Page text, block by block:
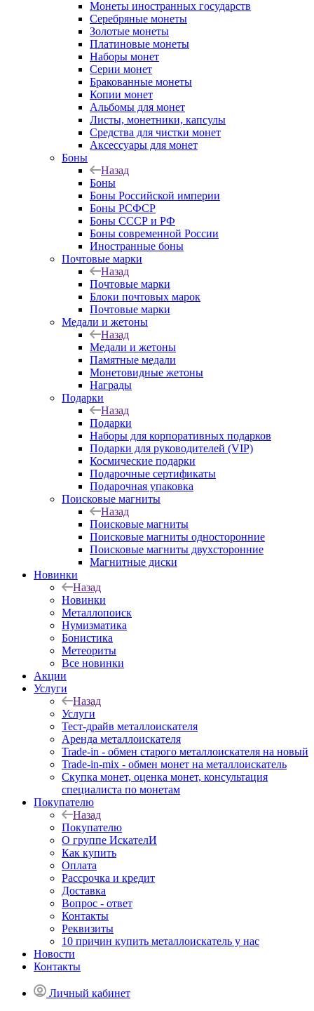
Монеты иностранных государств
Серебряные монеты
Золотые монеты
Платиновые монеты
Наборы монет
Серии монет
Бракованные монеты
Копии монет
Альбомы для монет
Листы, монетники, капсулы
Средства для чистки монет
Аксессуары для монет
Боны
Назад
Боны
Боны Российской империи
Боны РСФСР
Боны СССР и РФ
Боны современной России
Иностранные боны
Почтовые марки
Назад
Почтовые марки
Блоки почтовых марок
Почтовые марки
Медали и жетоны
Назад
Медали и жетоны
Памятные медали
Монетовидные жетоны
Награды
Подарки
Назад
Подарки
Наборы для корпоративных подарков
Подарки для руководителей (VIP)
Космические подарки
Подарочные сертификаты
Подарочная упаковка
Поисковые магниты
Назад
Поисковые магниты
Поисковые магниты односторонние
Поисковые магниты двухсторонние
Магнитные диски
Новинки
Назад
Новинки
Металлопоиск
Нумизматика
Бонистика
Метеориты
Все новинки
Акции
Услуги
Назад
Услуги
Тест-драйв металлоискателя
Аренда металлоискателя
Trade-in - обмен старого металлоискателя на новый
Trade-in-mix - обмен монет на металлоискатель
Скупка монет, оценка монет, консультация
специалиста по монетам
Покупателю
Назад
Покупателю
О группе ИскателИ
Как купить
Оплата
Рассрочка и кредит
Доставка
Вопрос - ответ
Контакты
Реквизиты
10 причин купить металлоискатель у нас
Новости
Контакты
Личный кабинет